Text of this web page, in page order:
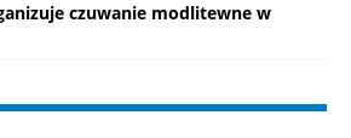
czuwanie modlitewne w